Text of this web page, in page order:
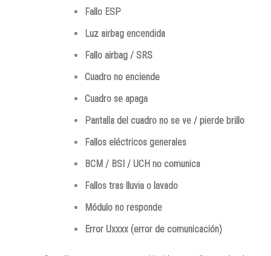
Fallo ESP
Luz airbag encendida
Fallo airbag / SRS
Cuadro no enciende
Cuadro se apaga
Pantalla del cuadro no se ve / pierde brillo
Fallos eléctricos generales
BCM / BSI / UCH no comunica
Fallos tras lluvia o lavado
Módulo no responde
Error Uxxxx (error de comunicación)